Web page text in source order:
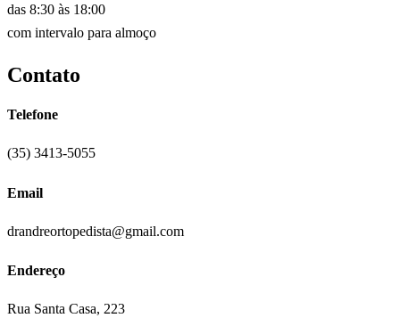
das 8:30 às 18:00
com intervalo para almoço
Contato
Telefone
(35) 3413-5055
Email
drandreortopedista@gmail.com
Endereço
Rua Santa Casa, 223